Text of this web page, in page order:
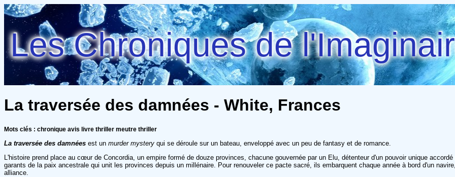
Les Chroniques de
La traversée des damnées - White, Frances
Mots clés : chronique avis livre thriller meutre thriller
La traversée des damnées est un murder mystery qui se déroule sur un bateau, enveloppé avec un peu de fantasy et de romance.
L'histoire prend place au cœur de Concordia, un empire formé de douze provinces, chacune gouvernée par un Elu, détenteur d'un pouvoir unique
garants de la paix ancestrale qui unit les provinces depuis un millénaire. Pour renouveler ce pacte sacré, ils embarquent chaque année à bord d'un
alliance.